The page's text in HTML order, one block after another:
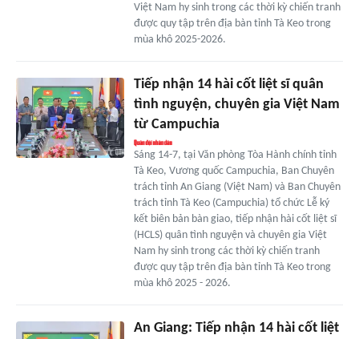
Việt Nam hy sinh trong các thời kỳ chiến tranh
được quy tập trên địa bàn tỉnh Tà Keo trong
mùa khô 2025-2026.
Tiếp nhận 14 hài cốt liệt sĩ quân
tình nguyện, chuyên gia Việt Nam
từ Campuchia
Sáng 14-7, tại Văn phòng Tòa Hành chính tỉnh
Tà Keo, Vương quốc Campuchia, Ban Chuyên
trách tỉnh An Giang (Việt Nam) và Ban Chuyên
trách tỉnh Tà Keo (Campuchia) tổ chức Lễ ký
kết biên bản bàn giao, tiếp nhận hài cốt liệt sĩ
(HCLS) quân tình nguyện và chuyên gia Việt
Nam hy sinh trong các thời kỳ chiến tranh
được quy tập trên địa bàn tỉnh Tà Keo trong
mùa khô 2025 - 2026.
An Giang: Tiếp nhận 14 hài cốt liệt